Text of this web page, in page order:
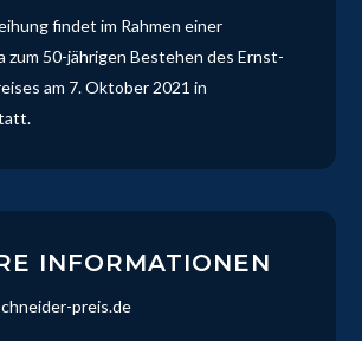
findet im Rahmen einer
zum 50-jährigen Bestehen des Ernst-
am 7. Oktober 2021 in
INFORMATIONEN
preis.de